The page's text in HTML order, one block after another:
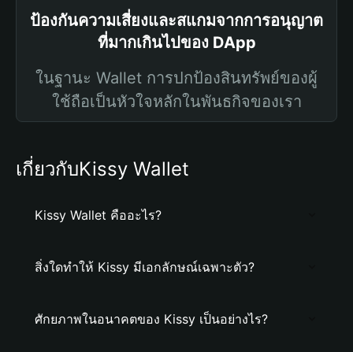
ป้องกันความเสี่ยงและสแกมจากการอนุญาต
ที่มากเกินไปของ DApp
ในฐานะ Wallet การปกป้องสินทรัพย์ของผู้
ใช้ถือเป็นหัวใจหลักในพันธกิจของเรา
เกี่ยวกับKissy Wallet
Kissy Wallet คืออะไร?
สิ่งใดทำให้ Kissy มีเอกลักษณ์เฉพาะตัว?
ศักยภาพในอนาคตของ Kissy เป็นอย่างไร?